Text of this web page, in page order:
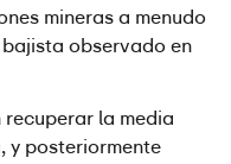
mineras a menudo
observado en
recuperar la media
y posteriormente